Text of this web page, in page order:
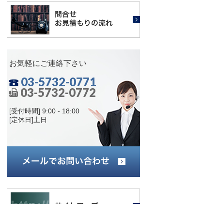
お気軽にご連絡下さい
03-5732-0771
03-5732-0772
[受付時間] 9:00 - 18:00
[定休日]土日